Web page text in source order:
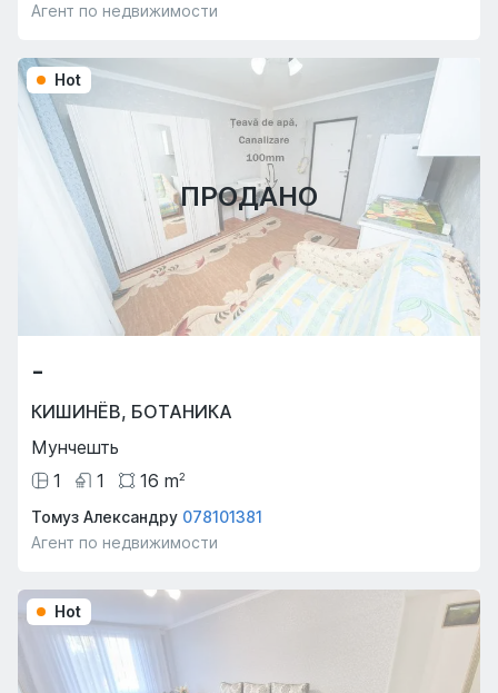
Агент по недвижимости
ПРОДАНО
Hot
-
КИШИНЁВ, БОТАНИКА
Мунчешть
1
1 16 m2
Томуз Александру 078101381
Агент по недвижимости
Hot